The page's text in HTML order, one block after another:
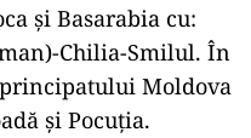
şi Basarabia cu:
Chilia-Smilul. În
Moldova
şi Pocuţia.